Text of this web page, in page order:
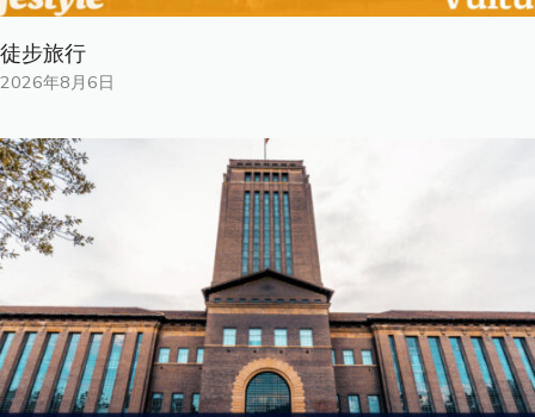
徒步旅行
2026年8月6日